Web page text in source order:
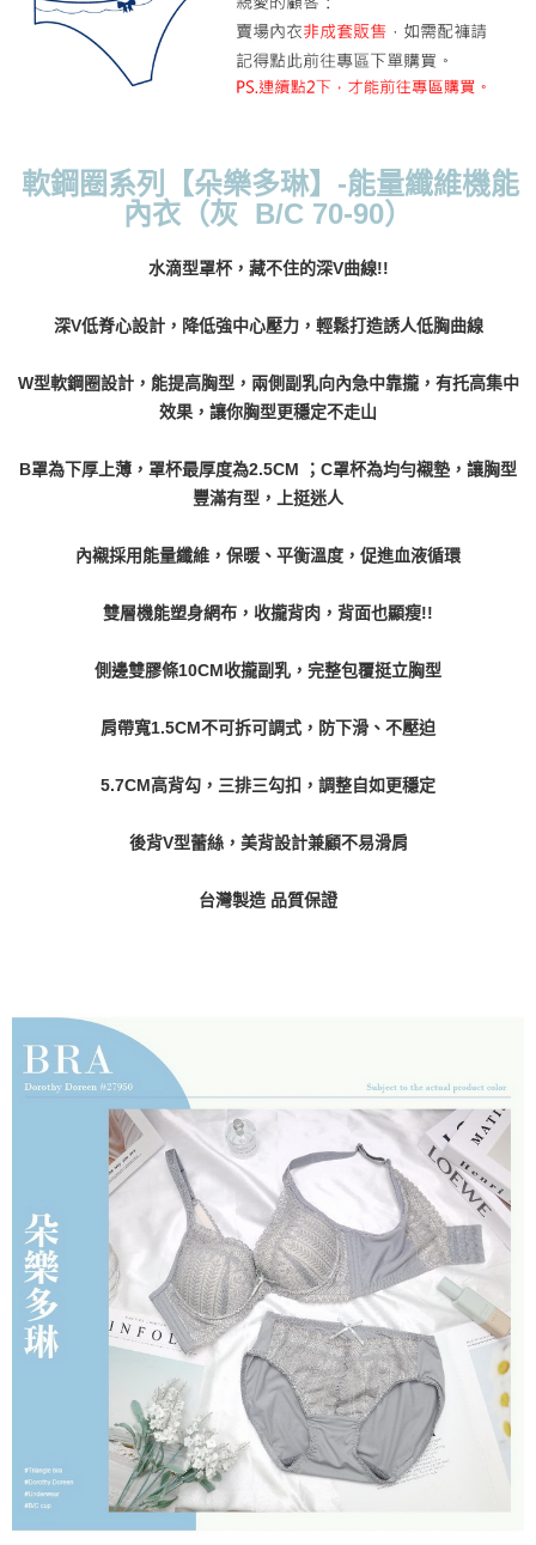
付款後萊爾富取貨
每筆NT$70，滿NT$799(含以上)免運費
付款後7-11取貨
每筆NT$70，滿NT$799(含以上)免運費
每筆NT$70，滿NT$799(含以上)免運費
離島宅配
貨到付款
每筆NT$110，滿NT$1,000(含以上)免運費
國際配送 查看運費
軟鋼圈系列【朵樂多琳】-能量纖維機能
內衣（灰 B/C 70-90）
水滴型罩杯，藏不住的深V曲線!!
深V低脊心設計，降低強中心壓力，輕鬆打造誘人低胸曲線
W型軟鋼圈設計，能提高胸型，兩側副乳向內急中靠攏，有托高集中
效果，讓你胸型更穩定不走山
B罩為下厚上薄，罩杯最厚度為2.5CM ；C罩杯為均勻襯墊，讓胸型
豐滿有型，上挺迷人
內襯採用能量纖維，保暖、平衡溫度，促進血液循環
雙層機能塑身網布，收攏背肉，背面也顯瘦!!
側邊雙膠條10CM收攏副乳，完整包覆挺立胸型
肩帶寬1.5CM不可拆可調式，防下滑、不壓迫
5.7CM高背勾，三排三勾扣，調整自如更穩定
後背V型蕾絲，美背設計兼顧不易滑肩
台灣製造 品質保證